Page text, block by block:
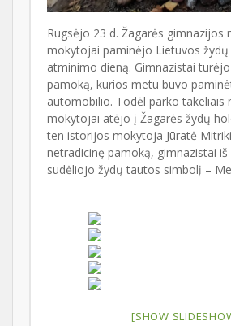
Rugsėjo 23 d. Žagarės gimnazijos
mokytojai paminėjo Lietuvos žydų
atminimo dieną. Gimnazistai
pamoką, kurios metu buvo
automobilio. Todėl parko takeliais
mokytojai atėjo į Žagarės žydų
ten istorijos mokytoja Jūratė
netradicinę pamoką, gimnazistai
sudėliojo žydų tautos simbolį –
[SHOW